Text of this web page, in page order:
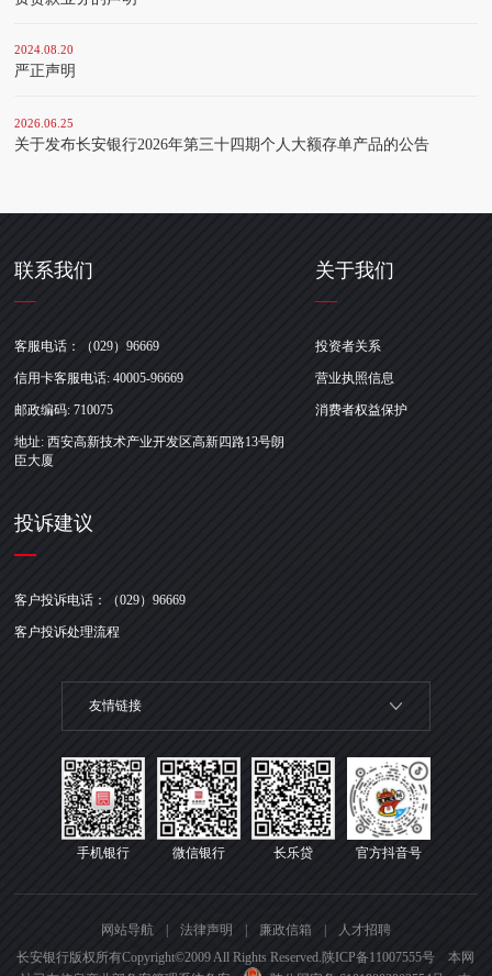
2024.08.20
严正声明
2026.06.25
关于发布长安银行2026年第三十四期个人大额存单产品的公告
联系我们
客服电话：（029）96669
信用卡客服电话: 40005-96669
邮政编码: 710075
地址: 西安高新技术产业开发区高新四路13号朗
臣大厦
关于我们
投资者关系
营业执照信息
消费者权益保护
投诉建议
客户投诉电话：（029）96669
客户投诉处理流程
友情链接
手机银行 微信银行 长乐贷 官方抖音号
网站导航 法律声明 廉政信箱
人才招聘
长安银行版权所有Copyright©2009 All Rights Reserved. 陕ICP备11007555号 本网